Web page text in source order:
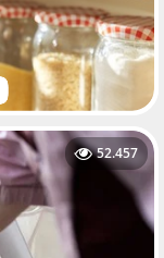
52.457